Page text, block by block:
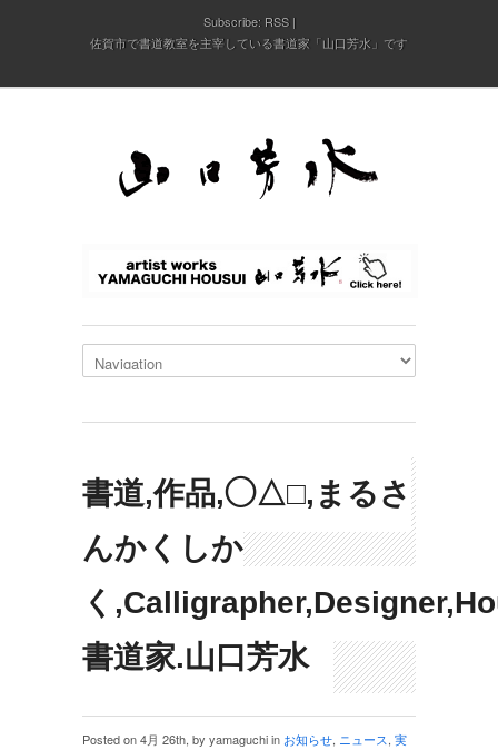
Subscribe: RSS
佐賀市で書道教室を主宰している書道家「山口芳水」です
書道,作品,◯△□,まるさ
んかくしか
く
書道家.山口芳水
Posted on 4月 26th, by yamaguchi in お知らせ, ニュース, 実